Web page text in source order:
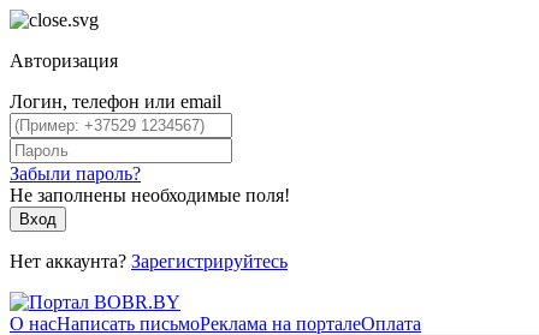
Авторизация
Логин, телефон или email
Забыли пароль?
Не заполнены необходимые поля!
Вход
Нет аккаунта? Зарегистрируйтесь
О насНаписать письмоРеклама на порталеОплата